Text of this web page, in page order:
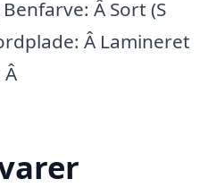
Â Sort (S
Â Lamineret